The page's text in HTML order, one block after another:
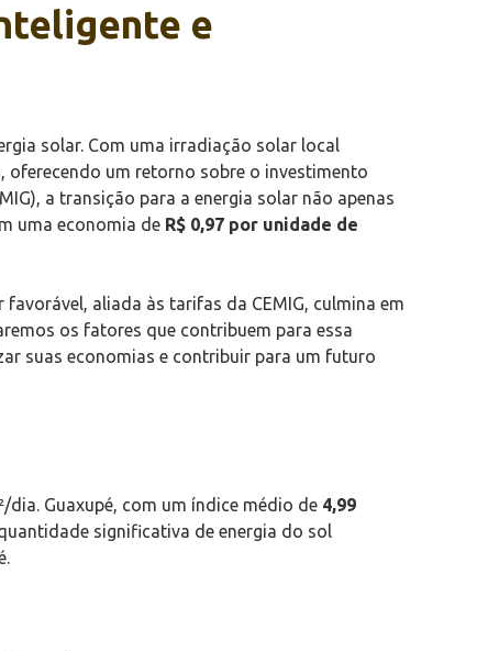
e
solar. Com uma irradiação solar local
oferecendo um retorno sobre o investimento
a transição para a energia solar não apenas
uma economia de R$ 0,97 por unidade de
aliada às tarifas da CEMIG, culmina em
os fatores que contribuem para essa
suas economias e contribuir para um futuro
Guaxupé, com um índice médio de 4,99
significativa de energia do sol